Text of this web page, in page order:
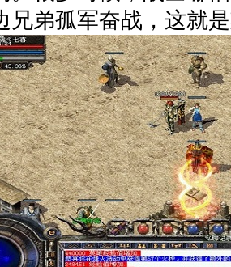
兄弟孤军奋战，这就